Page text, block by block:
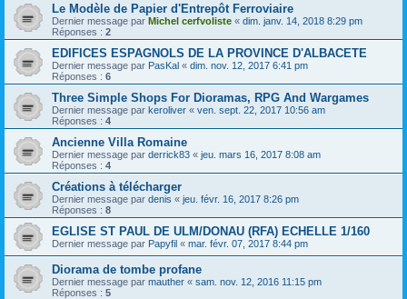
Le Modèle de Papier d'Entrepôt Ferroviaire
Dernier message par Michel cerfvoliste « dim. janv. 14, 2018 8:29 pm
Réponses : 2
EDIFICES ESPAGNOLS DE LA PROVINCE D'ALBACETE
Dernier message par PasKal « dim. nov. 12, 2017 6:41 pm
Réponses : 6
Three Simple Shops For Dioramas, RPG And Wargames
Dernier message par keroliver « ven. sept. 22, 2017 10:56 am
Réponses : 4
Ancienne Villa Romaine
Dernier message par derrick83 « jeu. mars 16, 2017 8:08 am
Réponses : 4
Créations à télécharger
Dernier message par denis « jeu. févr. 16, 2017 8:26 pm
Réponses : 8
EGLISE ST PAUL DE ULM/DONAU (RFA) ECHELLE 1/160
Dernier message par Papyfil « mar. févr. 07, 2017 8:44 pm
Diorama de tombe profane
Dernier message par mauther « sam. nov. 12, 2016 11:15 pm
Réponses : 5